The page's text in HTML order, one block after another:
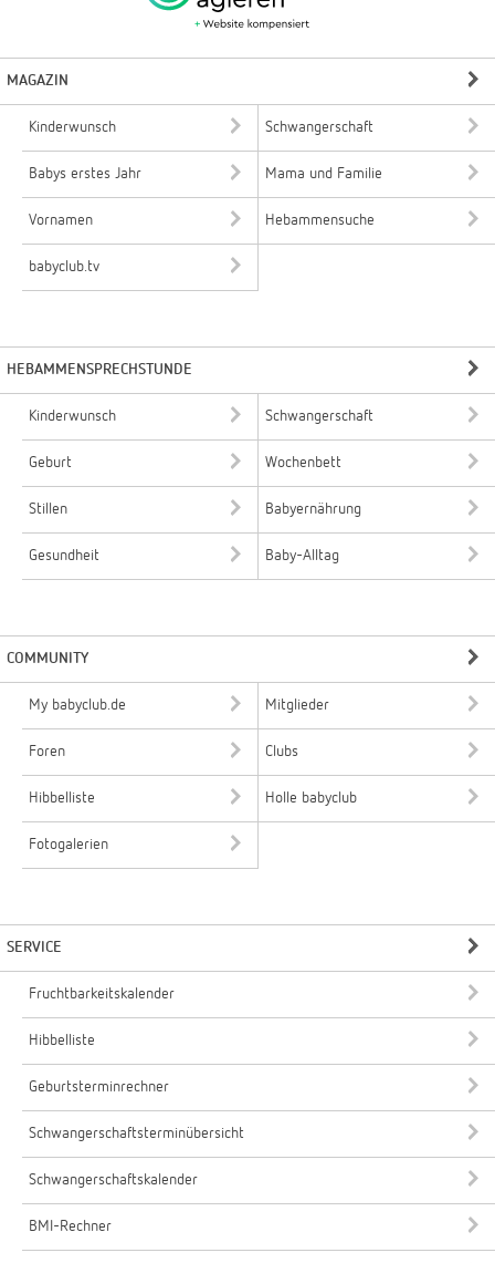
MAGAZIN
Kinderwunsch Schwangerschaft
Babys erstes Jahr Mama und Familie
Vornamen Hebammensuche
babyclub.tv
HEBAMMENSPRECHSTUNDE
Kinderwunsch Schwangerschaft
Geburt Wochenbett
Stillen Babyernährung
Gesundheit Baby-Alltag
COMMUNITY
My babyclub.de Mitglieder
Foren Clubs
Hibbelliste Holle babyclub
Fotogalerien
SERVICE
Fruchtbarkeitskalender
Hibbelliste
Geburtsterminrechner
Schwangerschaftsterminübersicht
Schwangerschaftskalender
BMI-Rechner